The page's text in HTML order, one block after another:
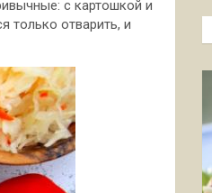
с картошкой и
только отварить, и